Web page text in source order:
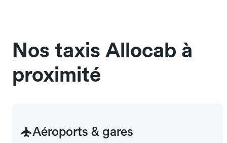
Nos taxis Allocab à
proximité
Aéroports & gares